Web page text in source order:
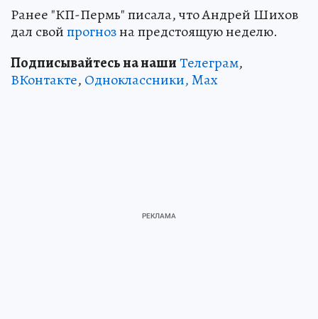
Ранее "КП-Пермь" писала, что Андрей Шихов
дал свойпрогнозна предстоящую неделю.
Подписывайтесь на нашиТелеграм,
ВКонтакте, Одноклассники,Max